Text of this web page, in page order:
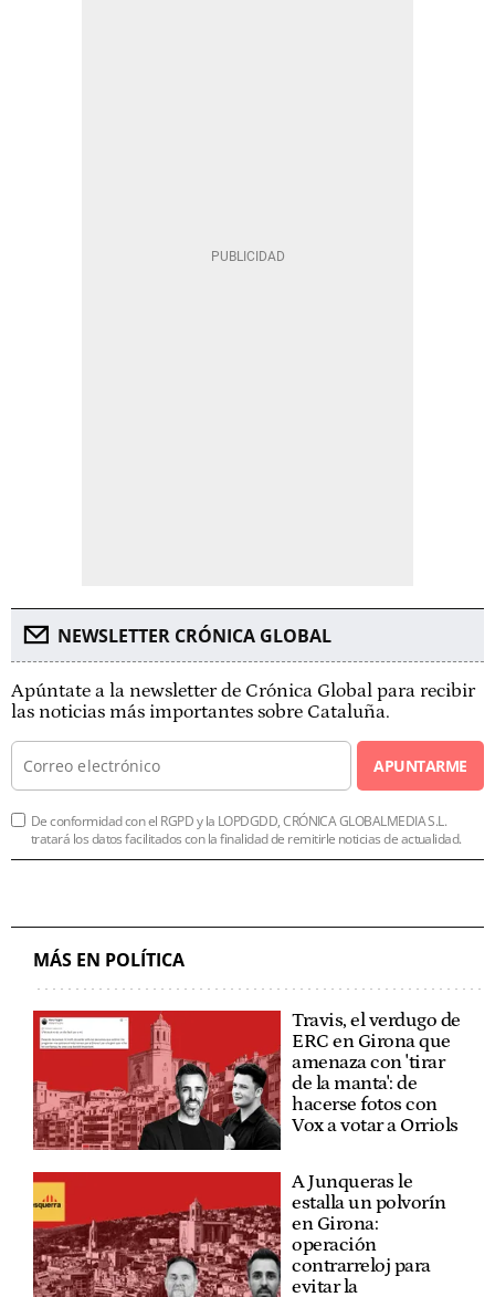
NEWSLETTER CRÓNICA GLOBAL
Apúntate a la newsletter de Crónica Global para recibir
las noticias más importantes sobre Cataluña.
APUNTARME
De conformidad con el RGPD y la LOPDGDD, CRÓNICA GLOBALMEDIA S.L.
tratará los datos facilitados con la finalidad de remitirle noticias de actualidad.
MÁS EN POLÍTICA
Travis, el verdugo de
ERC en Girona que
amenaza con 'tirar
de la manta': de
hacerse fotos con
Vox a votar a Orriols
A Junqueras le
estalla un polvorín
en Girona:
operación
contrarreloj para
evitar la